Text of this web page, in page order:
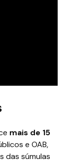
mais de 15
e OAB,
das súmulas